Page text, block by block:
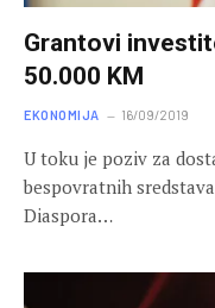
Grantovi
50.000 KM
EKONOMIJA 16/09/2019
U toku je poziv za
bespovratnih
Diaspora…